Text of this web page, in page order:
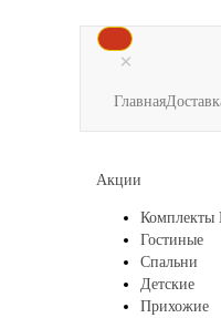
×
Главная
Акции
Комплекты
Гостиные
Спальни
Детские
Прихожие